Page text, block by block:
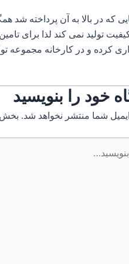
که در بالا به آن پرداخته شد
کیفیت تولید نمی کند لذا برای
کرده و در کارخانه مجموعه
خود را بنویسید
شما منتشر نخواهد شد.